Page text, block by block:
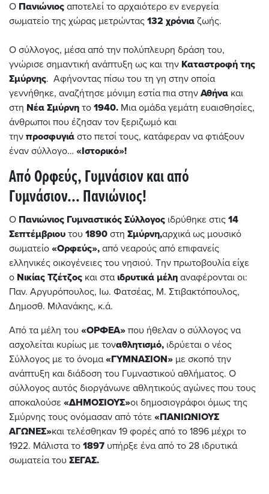
Ο Πανιώνιος αποτελεί το αρχαιότερο εν ενεργεία
σωματείο της χώρας μετρώντας 132 χρόνια ζωής.
Ο σύλλογος, μέσα από την πολύπλευρη δράση του,
γνώρισε σημαντική ανάπτυξη ως και την Καταστροφή της
Σμύρνης. Αφήνοντας πίσω του τη γη στην οποία
γεννήθηκε, αναζήτησε μόνιμη εστία πια στην Αθήνα και
στη Νέα Σμύρνη το 1940. Μια ομάδα γεμάτη ευαισθησίες,
άνθρωποι που έζησαν τον ξεριζωμό και
την προσφυγιά στο πετσί τους, κατάφεραν να φτιάξουν
έναν σύλλογο… «Ιστορικό»!
Από Ορφεύς, Γυμνάσιον και από
Γυμνάσιον… Πανιώνιος!
Ο Πανιώνιος Γυμναστικός Σύλλογος ιδρύθηκε στις 14
Σεπτέμβριου του 1890 στη Σμύρνη,αρχικά ως μουσικό
σωματείο «Ορφεύς», από νεαρούς από επιφανείς
ελληνικές οικογένειες του νησιού. Την πρωτοβουλία είχε
ο Νικίας Τζέτζος και στα ιδρυτικά μέλη αναφέρονται οι:
Παν. Αργυρόπουλος, Ιω. Φατσέας, Μ. Στιβακτόπουλος,
Δημοσθ. Μιλανάκης, κ.ά.
Από τα μέλη του «ΟΡΦΕΑ» που ήθελαν ο σύλλογος να
ασχολείται κυρίως με τοναθλητισμό, ιδρύεται ο νέος
Σύλλογος με το όνομα «ΓΥΜΝΑΣΙΟΝ» με σκοπό την
ανάπτυξη και διάδοση του Γυμναστικού αθλήματος. Ο
σύλλογος αυτός διοργάνωνε αθλητικούς αγώνες που τους
αποκαλούσε «ΔΗΜΟΣΙΟΥΣ»οι δημοσιογράφοι όμως της
Σμύρνης τους ονόμασαν από τότε «ΠΑΝΙΩΝΙΟΥΣ
ΑΓΩΝΕΣ»και τελέσθηκαν 19 φορές από το 1896 μέχρι το
1922. Μάλιστα το 1897 υπήρξε ένα από το 28 ιδρυτικά
σωματεία του ΣΕΓΑΣ.